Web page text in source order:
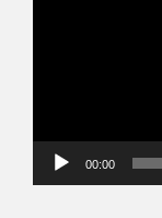
00:00